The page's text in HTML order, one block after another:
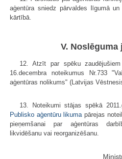
aģentūra sniedz pārvaldes līgumā
kārtībā.
V. Noslēguma
12. Atzīt par spēku
16.decembra noteikumus Nr.733
aģentūras nolikums" (Latvijas
13. Noteikumi stājas spēkā
Publisko aģentūru likumapārejas
pieņemšanai par aģentūras
likvidēšanu vai reorganizēšanu.